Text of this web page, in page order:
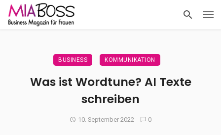
BUSINESS KOMMUNIKATION
Was ist Wordtune? AI Texte
schreiben
10. September 2022 0